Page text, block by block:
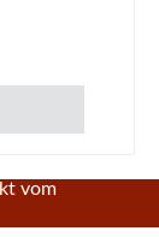
vom